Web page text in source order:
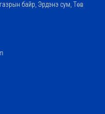
байр, Эрдэнэ сум, Төв